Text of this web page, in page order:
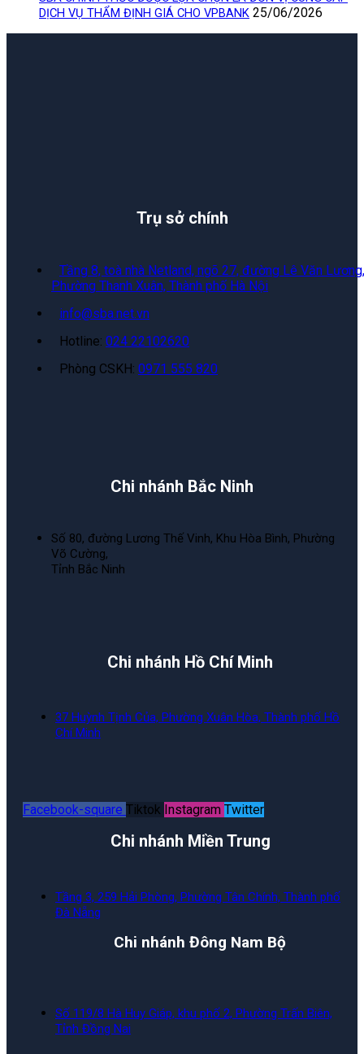
DỊCH VỤ THẨM ĐỊNH GIÁ CHO VPBANK 25/06/2026
Trụ sở chính
Tầng 8, toà nhà Netland, ngõ 27, đường Lê Văn Lương,
Phường Thanh Xuân, Thành phố Hà Nội
info@sba.net.vn
Hotline: 024 22102620
Phòng CSKH: 0971 555 820
Chi nhánh Bắc Ninh
Số 80, đường Lương Thế Vinh, Khu Hòa Bình, Phường
Võ Cường,
Tỉnh Bắc Ninh
Chi nhánh Hồ Chí Minh
37 Huỳnh Tịnh Của, Phường Xuân Hòa, Thành phố Hồ
Chí Minh
Facebook-square Tiktok Instagram Twitter
Chi nhánh Miền Trung
Tầng 3, 259 Hải Phòng, Phường Tân Chính, Thành phố
Đà Nẵng
Chi nhánh Đông Nam Bộ
Số 119/8 Hà Huy Giáp, khu phố 2, Phường Trấn Biên,
Tỉnh Đồng Nai